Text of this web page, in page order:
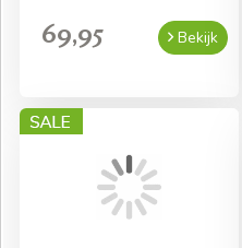
69,95 Bekijk